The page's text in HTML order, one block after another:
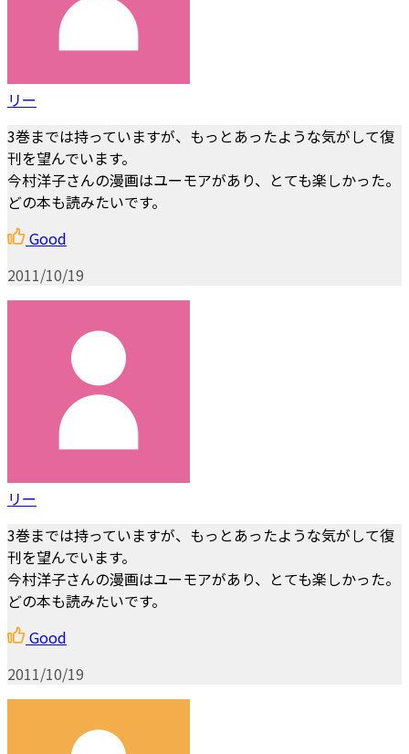
リー
3巻までは持っていますが、もっとあったような気がして復
刊を望んでいます。
今村洋子さんの漫画はユーモアがあり、とても楽しかった。
どの本も読みたいです。
Good
2011/10/19
リー
3巻までは持っていますが、もっとあったような気がして復
刊を望んでいます。
今村洋子さんの漫画はユーモアがあり、とても楽しかった。
どの本も読みたいです。
Good
2011/10/19